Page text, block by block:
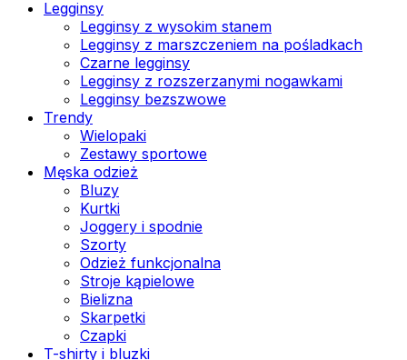
Legginsy
Legginsy z wysokim stanem
Legginsy z marszczeniem na pośladkach
Czarne legginsy
Legginsy z rozszerzanymi nogawkami
Legginsy bezszwowe
Trendy
Wielopaki
Zestawy sportowe
Męska odzież
Bluzy
Kurtki
Joggery i spodnie
Szorty
Odzież funkcjonalna
Stroje kąpielowe
Bielizna
Skarpetki
Czapki
T-shirty i bluzki